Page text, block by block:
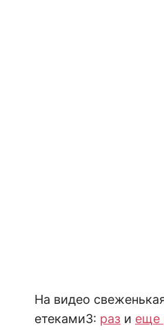
На видео
етеками3: раз и еще